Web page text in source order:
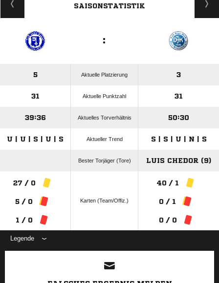
SAISONSTATISTIK
:
5 Aktuelle Platzierung 3
31 Aktuelle Punktzahl 31
39:36 Aktuelles Torverhältnis 50:30
U | U | S | U | S Aktueller Trend S | S | U | N | S
Bester Torjäger (Tore) LUIS CHEDOR (9)
27 / 0
5 / 0
1 / 0
Karten (Team/Offiz.)
40 / 1
0 / 1
0 / 0
Legende
ANZEIGE